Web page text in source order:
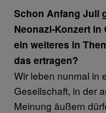
Schon Anfang Juli
Neonazi-Konzert
ein weiteres in
das ertragen?
Wir leben nunmal in
Gesellschaft, in der
Meinung äußern